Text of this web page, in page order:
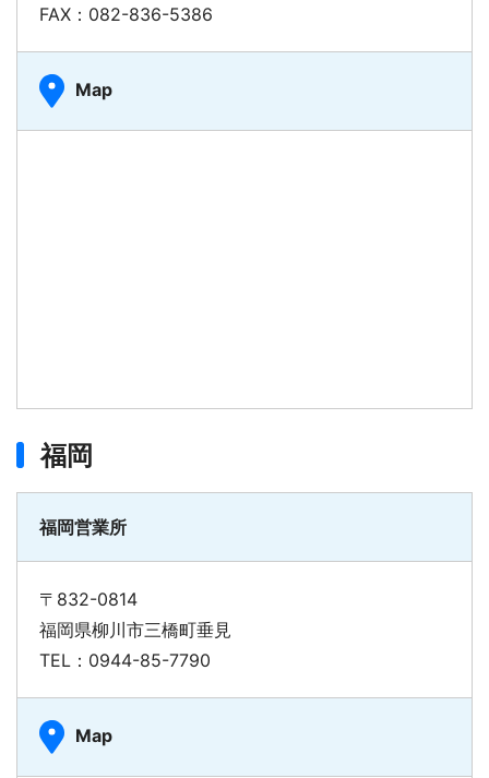
FAX：082-836-5386
Map
福岡
福岡営業所
〒832-0814
福岡県柳川市三橋町垂見
TEL：0944-85-7790
Map